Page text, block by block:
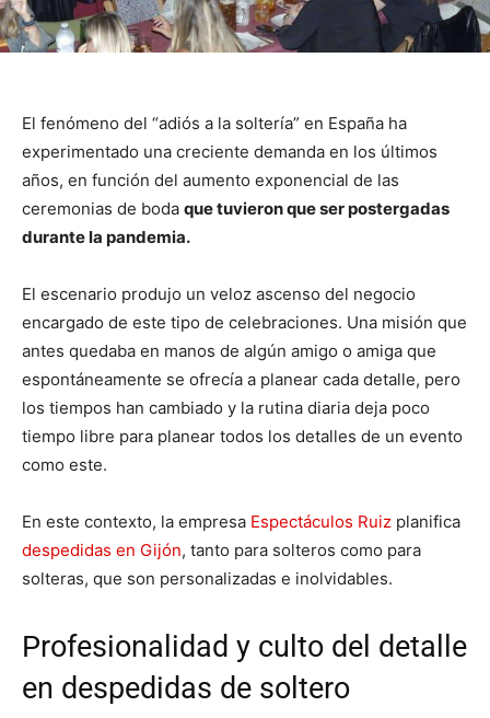
El fenómeno del “adiós a la soltería” en España ha
experimentado una creciente demanda en los últimos
años, en función del aumento exponencial de las
ceremonias de boda que tuvieron que ser postergadas
durante la pandemia.
El escenario produjo un veloz ascenso del negocio
encargado de este tipo de celebraciones. Una misión que
antes quedaba en manos de algún amigo o amiga que
espontáneamente se ofrecía a planear cada detalle, pero
los tiempos han cambiado y la rutina diaria deja poco
tiempo libre para planear todos los detalles de un evento
como este.
En este contexto, la empresa Espectáculos Ruiz planifica
despedidas en Gijón, tanto para solteros como para
solteras, que son personalizadas e inolvidables.
Profesionalidad y culto del detalle
en despedidas de soltero